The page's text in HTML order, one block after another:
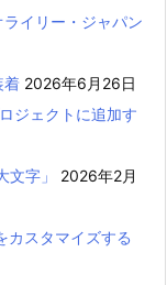
ライリー・ジャパン
着 2026年6月26日
ジェクトに追加す
字」
2026年2月
スタマイズする